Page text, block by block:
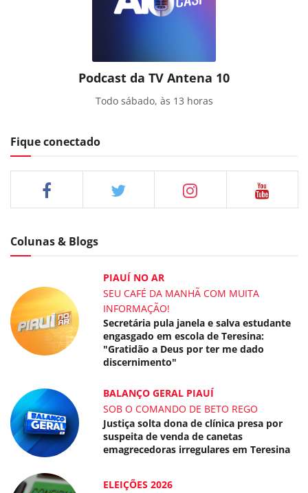
Podcast da TV Antena 10
Todo sábado, às 13 horas
Fique conectado
Colunas & Blogs
PIAUÍ NO AR
SEU CAFÉ DA MANHÃ COM MUITA
INFORMAÇÃO!
Secretária pula janela e salva estudante
engasgado em escola de Teresina:
"Gratidão a Deus por ter me dado
discernimento"
BALANÇO GERAL PIAUÍ
SOB O COMANDO DE BETO REGO
Justiça solta dona de clínica presa por
suspeita de venda de canetas
emagrecedoras irregulares em Teresina
ELEIÇÕES 2026